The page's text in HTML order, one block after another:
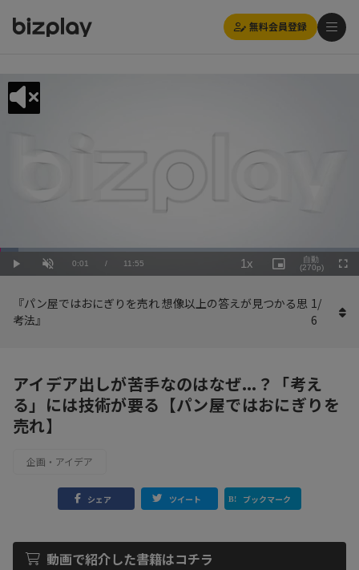
無料会員登録
Play UnmuteCurrent
0:01 / Duration
11:55
Loaded:
5.04%
1x
Rate
Picture-
in-
自動
(270p)
『パン屋ではおにぎりを売れ 想像以上の答えが見つかる思
考法』
1/
6
アイデア出しが苦手なのはなぜ...？「考え
る」には技術が要る【パン屋ではおにぎりを
売れ】
企画・アイデア
シェア ツイート ブックマーク
動画で紹介した書籍はコチラ